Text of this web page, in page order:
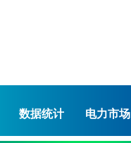
数据统计 电力市场